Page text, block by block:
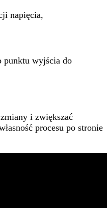
napięcia,​
wyjścia do
i zwiększać
procesu po stronie